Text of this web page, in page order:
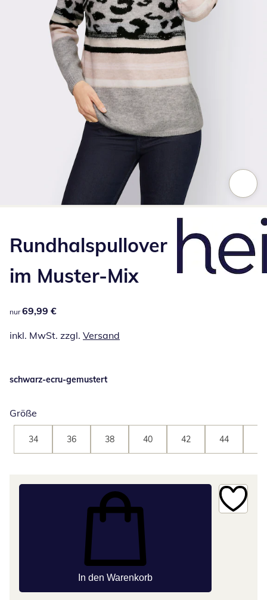
Rundhalspullover
im Muster-Mix
69,99 €
nur 69,99 €
inkl. MwSt. zzgl. Versand
schwarz-ecru-gemustert
Größe
34 36 38 40 42 44
In den Warenkorb